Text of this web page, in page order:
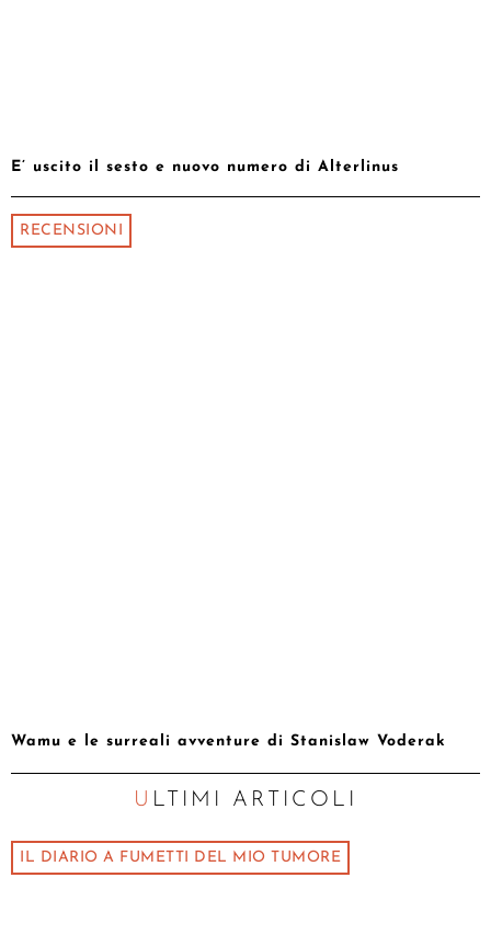
E’ uscito il sesto e nuovo numero di Alterlinus
RECENSIONI
Wamu e le surreali avventure di Stanislaw Voderak
ULTIMI ARTICOLI
IL DIARIO A FUMETTI DEL MIO TUMORE